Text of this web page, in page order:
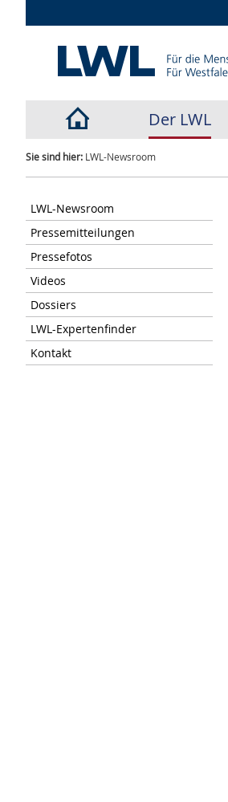
Der LWL
Sie sind hier: LWL-Newsroom
LWL-Newsroom
Pressemitteilungen
Pressefotos
Videos
Dossiers
LWL-Expertenfinder
Kontakt